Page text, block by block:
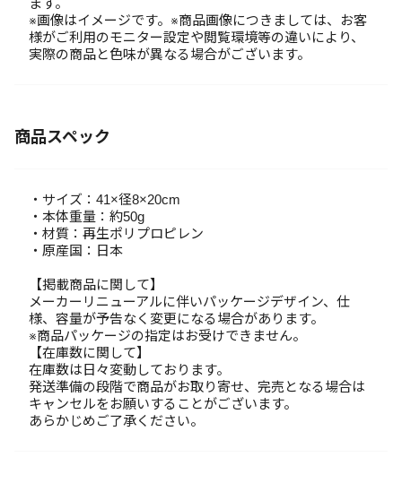
ます。
※画像はイメージです。※商品画像につきましては、お客
様がご利用のモニター設定や閲覧環境等の違いにより、
実際の商品と色味が異なる場合がございます。
商品スペック
・サイズ：41×径8×20cm
・本体重量：約50g
・材質：再生ポリプロピレン
・原産国：日本
【掲載商品に関して】
メーカーリニューアルに伴いパッケージデザイン、仕
様、容量が予告なく変更になる場合があります。
※商品パッケージの指定はお受けできません。
【在庫数に関して】
在庫数は日々変動しております。
発送準備の段階で商品がお取り寄せ、完売となる場合は
キャンセルをお願いすることがございます。
あらかじめご了承ください。